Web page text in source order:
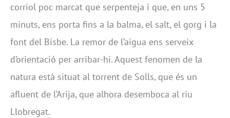
corriol poc marcat que serpenteja i que, en uns 5
minuts, ens porta fins a la balma, el salt, el gorg i la
font del Bisbe. La remor de l’aigua ens serveix
d’orientació per arribar-hi. Aquest fenomen de la
natura està situat al torrent de Solls, que és un
afluent de l’Arija, que alhora desemboca al riu
Llobregat.